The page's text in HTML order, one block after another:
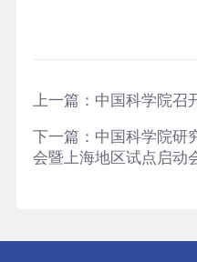
上一篇： 中国科学院召
下一篇： 中国科学院研
会暨上海地区试点启动